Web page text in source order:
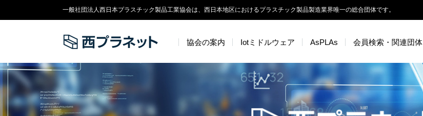
一般社団法人西日本プラスチック製品工業協会は、西日本地区におけるプラスチック製品製造業界唯一の総合団体です。
協会の案内 Iotミドルウェア AsPLAs 会員検索・関連団体